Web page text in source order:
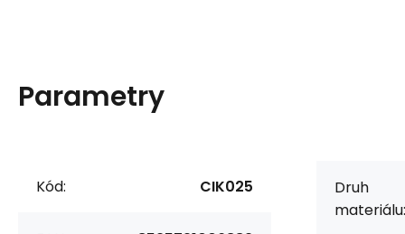
Parametry
Kód: CIK025
Druh
materiálu: